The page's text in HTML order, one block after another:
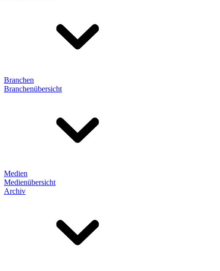
Branchen
Branchenübersicht
Medien
Medienübersicht
Archiv